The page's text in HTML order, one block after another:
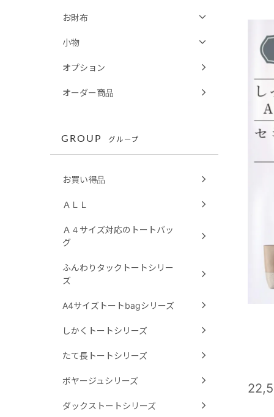
お財布
小物
オプション
オーダー商品
GROUP グループ
お買い得品
ＡＬＬ
Ａ４サイズ対応のトートバッ
グ
ふんわりタックトートシリー
ズ
A4サイズトートbagシリーズ
しかくトートシリーズ
たて長トートシリーズ
ボヤージュシリーズ
ダックストートシリーズ